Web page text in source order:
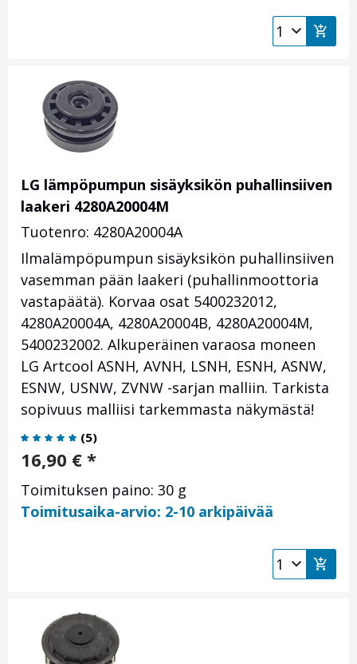
LG lämpöpumpun sisäyksikön puhallinsiiven
laakeri 4280A20004M
Tuotenro: 4280A20004A
Ilmalämpöpumpun sisäyksikön puhallinsiiven
vasemman pään laakeri (puhallinmoottoria
vastapäätä). Korvaa osat 5400232012,
4280A20004A, 4280A20004B, 4280A20004M,
5400232002. Alkuperäinen varaosa moneen
LG Artcool ASNH, AVNH, LSNH, ESNH, ASNW,
ESNW, USNW, ZVNW -sarjan malliin. Tarkista
sopivuus malliisi tarkemmasta näkymästä!
(5)
16,90 € *
Toimituksen paino: 30 g
Toimitusaika-arvio: 2-10 arkipäivää